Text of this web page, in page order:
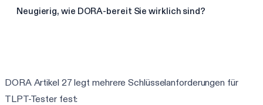
Neugierig, wie DORA-bereit Sie wirklich sind?
DORA Artikel 27 legt mehrere Schlüsselanforderungen für
TLPT-Tester fest: